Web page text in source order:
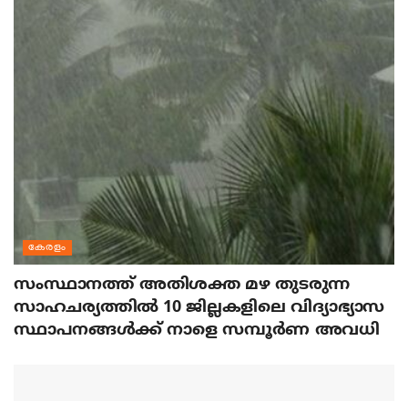
കേരളം
സംസ്ഥാനത്ത് അതിശക്ത മഴ തുടരുന്ന
സാഹചര്യത്തിൽ 10 ജില്ലകളിലെ വിദ്യാഭ്യാസ
സ്ഥാപനങ്ങൾക്ക് നാളെ സമ്പൂർണ അവധി